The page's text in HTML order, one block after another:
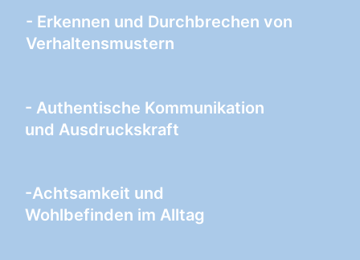
- Erkennen und Durchbrechen von
Verhaltensmustern
- Authentische Kommunikation
und Ausdruckskraft
-Achtsamkeit und
Wohlbefinden im Alltag